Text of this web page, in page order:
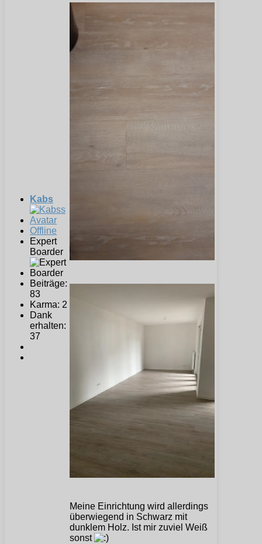
Kabs
Offline
Expert
Boarder
Beiträge:
83
Karma: 2
Dank
erhalten:
37
Meine Einrichtung wird allerdings
überwiegend in Schwarz mit
dunklem Holz. Ist mir zuviel Weiß
sonst